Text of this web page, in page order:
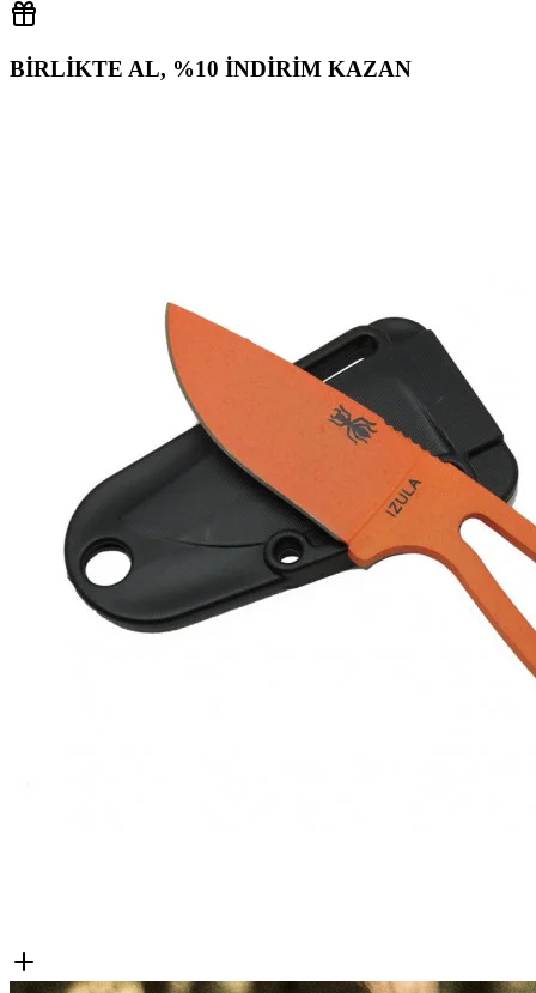
BİRLİKTE AL, %10 İNDİRİM KAZAN